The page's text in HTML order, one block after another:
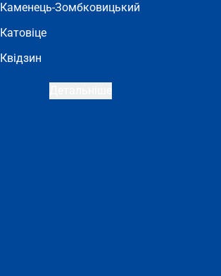
Каменець-Зомбковицький
Катовіце
Квідзин